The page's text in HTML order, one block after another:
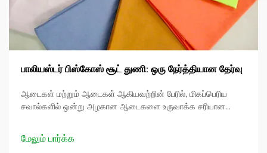
பாலியஸ்டர் பிஸ்கோஸ் சூட் துணி: ஒரு நேர்த்தியான தேர்வு
ஆடைகள் மற்றும் ஆடைகள் ஆகியவற்றின் பேரில், மிகப்பெரிய
சவால்களில் ஒன்று அழகான ஆடைகளை உருவாக்க சரியான
கலவையாகும் ente...
மேலும் பார்க்க